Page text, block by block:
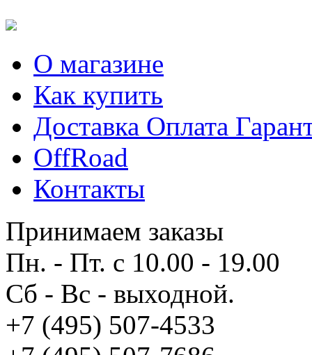
О магазине
Как купить
Доставка Оплата
OffRoad
Контакты
Принимаем заказы
Пн. - Пт. с 10.00 - 19.00
Сб - Вс - выходной.
+7 (495) 507-4533